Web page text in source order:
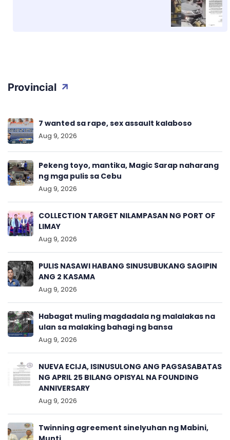
Provincial
7 wanted sa rape, sex assault kalaboso
Aug 9, 2026
Pekeng toyo, mantika, Magic Sarap naharang
ng mga pulis sa Cebu
Aug 9, 2026
COLLECTION TARGET NILAMPASAN NG PORT OF
LIMAY
Aug 9, 2026
PULIS NASAWI HABANG SINUSUBUKANG SAGIPIN
ANG 2 KASAMA
Aug 9, 2026
Habagat muling magdadala ng malalakas na
ulan sa malaking bahagi ng bansa
Aug 9, 2026
NUEVA ECIJA, ISINUSULONG ANG PAGSASABATAS
NG APRIL 25 BILANG OPISYAL NA FOUNDING
ANNIVERSARY
Aug 9, 2026
Twinning agreement sinelyuhan ng Mabini,